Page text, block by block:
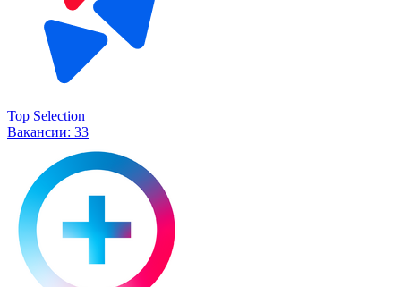
Top Selection
Вакансии: 33